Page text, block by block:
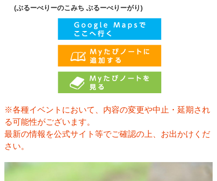
(ぶるーべりーのこみち ぶるーべりーがり)
※各種イベントにおいて、内容の変更や中止・延期され
る可能性がございます。
最新の情報を公式サイト等でご確認の上、お出かけくだ
さい。